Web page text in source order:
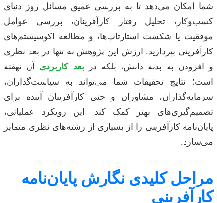
شما امکان می‌دهد تا به بررسی عمیق مسائل روز دنیای
کسب‌وکار، تحلیل رفتار کارآفرینان، بررسی عوامل
موفقیت یا شکست استارتاپ‌ها، و مطالعه اکوسیستم‌های
کارآفرینی بپردازید. ارزش این پژوهش نه تنها در بعد نظری
و افزودن به بدنه دانش، بلکه دربعد کاربردی آن نهفته
است؛ نتایج تحقیقات شما می‌تواند به سیاست‌گذاران،
سرمایه‌گذاران، مشاوران و حتی کارآفرینان آینده برای
تصمیم‌گیری‌های بهتر کمک کند. این رویکرد عملیاتی،
پایان‌نامه کارآفرینی را از بسیاری از رشته‌های نظری متمایز
می‌سازد.
مراحل کلیدی نگارش پایان‌نامه
کارآفرینی